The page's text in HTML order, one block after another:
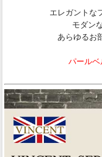
エレガントな
モダン
あらゆるお
パール